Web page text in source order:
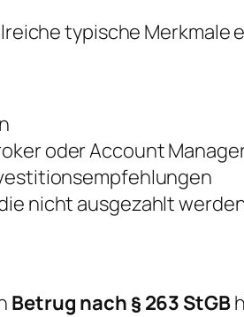
typische Merkmale
oder Account
nicht ausgezahlt
Betrug nach § 263 StGB